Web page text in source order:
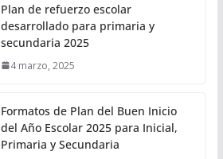
Plan de refuerzo escolar
desarrollado para primaria y
secundaria 2025
4 marzo, 2025
Formatos de Plan del Buen Inicio
del Año Escolar 2025 para Inicial,
Primaria y Secundaria